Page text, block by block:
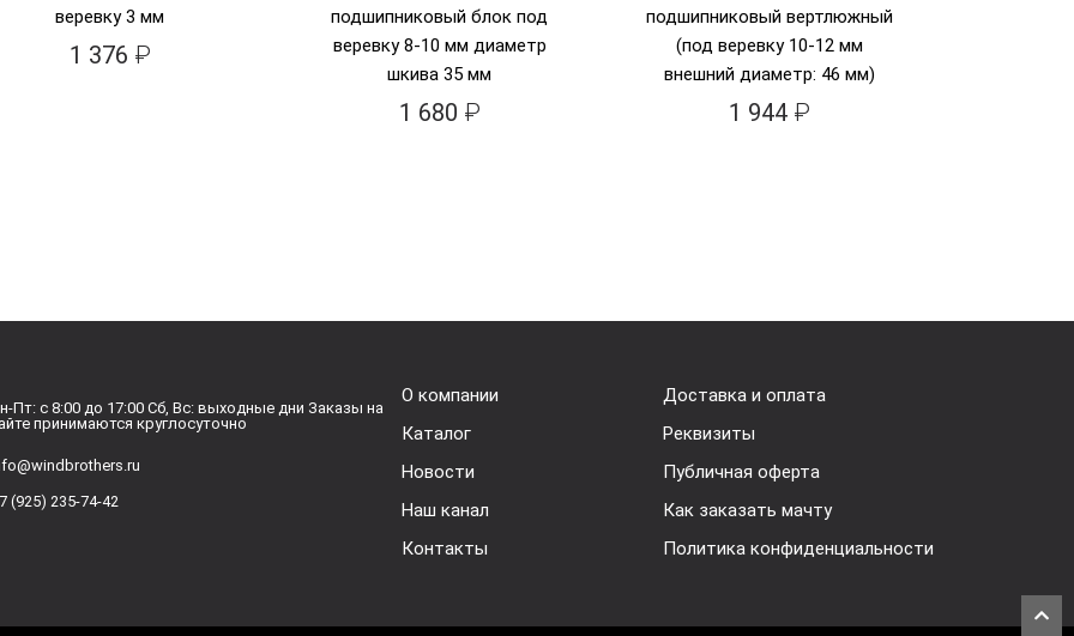
веревку 3 мм
1 376 ₽
подшипниковый блок под
веревку 8-10 мм диаметр
шкива 35 мм
1 680 ₽
подшипниковый вертлюжный
(под веревку 10-12 мм
внешний диаметр: 46 мм)
1 944₽
Пт: с 8:00 до 17:00 Сб, Вс: выходные дни Заказы на
принимаются круглосуточно
(925) 235-74-42
О компании
Каталог
Новости
Наш канал
Контакты
Доставка и оплата
Реквизиты
Публичная оферта
Как заказать мачту
Политика конфиденциальности